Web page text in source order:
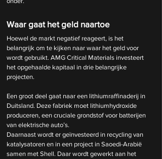
Waar gaat het geld naartoe
Hoewel de markt negatief reageert, is het
belangrijk om te kijken naar waar het geld voor
wordt gebruikt. AMG Critical Materials investeert
het opgehaalde kapitaal in drie belangrijke
projecten.
Een groot deel gaat naar een lithiumraffinaderij in
Duitsland. Deze fabriek moet lithiumhydroxide
produceren, een cruciale grondstof voor batterijen
van elektrische auto’s.
Daarnaast wordt er geïnvesteerd in recycling van
katalysatoren en in een project in Saoedi-Arabië
samen met Shell. Daar wordt gewerkt aan het